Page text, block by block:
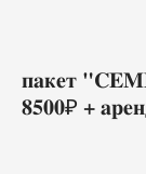
пакет
8500₽ +